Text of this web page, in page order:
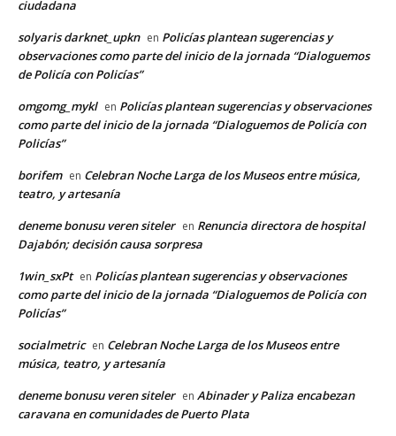
ciudadana
solyaris darknet_upkn en Policías plantean sugerencias y
observaciones como parte del inicio de la jornada “Dialoguemos
de Policía con Policías”
omgomg_mykl en Policías plantean sugerencias y observaciones
como parte del inicio de la jornada “Dialoguemos de Policía con
Policías”
borifem en Celebran Noche Larga de los Museos entre música,
teatro, y artesanía
deneme bonusu veren siteler en Renuncia directora de hospital
Dajabón; decisión causa sorpresa
1win_sxPt en Policías plantean sugerencias y observaciones
como parte del inicio de la jornada “Dialoguemos de Policía con
Policías”
socialmetric en Celebran Noche Larga de los Museos entre
música, teatro, y artesanía
deneme bonusu veren siteler en Abinader y Paliza encabezan
caravana en comunidades de Puerto Plata